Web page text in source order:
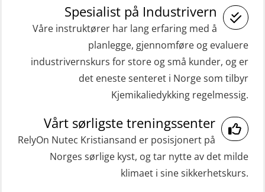
(Blended with Adaptive e-learning
practical) (RBSBLE026)
GWO: BST Refresher – Onshore
(Blended: e-learning practical)
(RBSBLE009)
Gass kurs H2S (OSP105)
Grunnleggende sikkerhetskurs –
Repetisjon (Norsk) for
beredskapspersonell med E-læring
inkl. brannslukning (FSC121)
Medisinsk behandling 40 t (MFA104)
Medisinsk førstehjelp 8 t (MFA108)
Oppdatering medisinsk behandling 8
ROC sertifikat grunnleggende
(GMDSS) (ORC102)
ROC sertifikat repetisjon (GMDSS)
Spesialist på Industrivern
Våre instruktører har lang erfaring med å
planlegge, gjennomføre og evaluere
industrivernskurs for store og små kunder, og er
det eneste senteret i Norge som tilbyr
Kjemikaliedykking regelmessig.
Vårt sørligste treningssenter
RelyOn Nutec Kristiansand er posisjonert på
Norges sørlige kyst, og tar nytte av det milde
klimaet i sine sikkerhetskurs.